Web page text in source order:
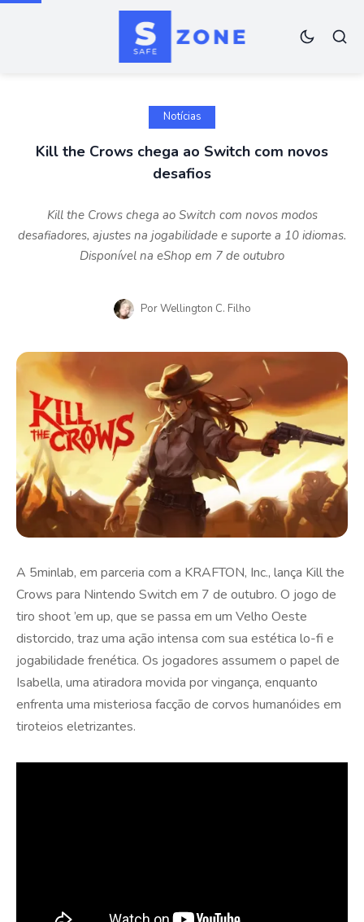
Notícias
Kill the Crows chega ao Switch com novos
desafios
Kill the Crows chega ao Switch com novos modos
desafiadores, ajustes na jogabilidade e suporte a 10 idiomas.
Disponível na eShop em 7 de outubro
PorWellington C. Filho
A 5minlab, em parceria com a KRAFTON, Inc., lança Kill the
Crows para Nintendo Switch em 7 de outubro. O jogo de
tiro shoot ’em up, que se passa em um Velho Oeste
distorcido, traz uma ação intensa com sua estética lo-fi e
jogabilidade frenética. Os jogadores assumem o papel de
Isabella, uma atiradora movida por vingança, enquanto
enfrenta uma misteriosa facção de corvos humanóides em
tiroteios eletrizantes.